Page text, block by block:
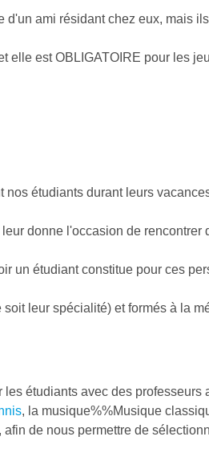
d'un ami résidant chez eux, mais
elle est OBLIGATOIRE pour les
étudiants durant leurs
donne l'occasion de rencontrer
un étudiant constitue pour ces
leur spécialité) et formés à la
étudiants avec des professeurs
, la musique%%Musique
de nous permettre de